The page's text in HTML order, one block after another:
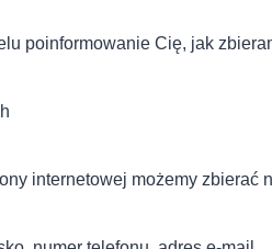
poinformowanie Cię, jak
internetowej możemy zbierać